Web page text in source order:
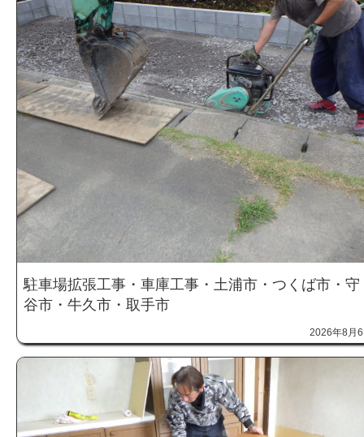
駐車場拡張工事・車庫工事・土浦市・つくば市・守
谷市・牛久市・取手市
2026年8月